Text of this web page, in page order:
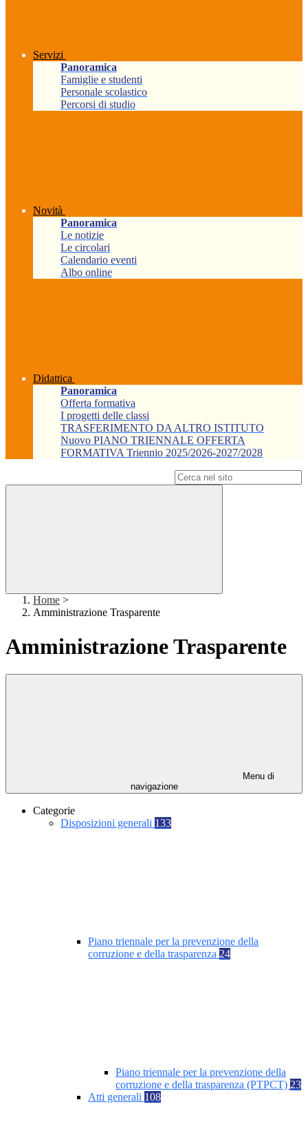
Servizi
Panoramica
Famiglie e studenti
Personale scolastico
Percorsi di studio
Novità
Panoramica
Le notizie
Le circolari
Calendario eventi
Albo online
Didattica
Panoramica
Offerta formativa
I progetti delle classi
TRASFERIMENTO DA ALTRO ISTITUTO
Nuovo PIANO TRIENNALE OFFERTA
FORMATIVA Triennio 2025/2026-2027/2028
Home >
Amministrazione Trasparente
Amministrazione Trasparente
Menu di
navigazione
Categorie
Disposizioni generali 133
Piano triennale per la prevenzione della
corruzione e della trasparenza 24
Piano triennale per la prevenzione della
corruzione e della trasparenza (PTPCT) 23
Atti generali 108